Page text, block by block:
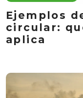
Ejemplos
circular:
aplica